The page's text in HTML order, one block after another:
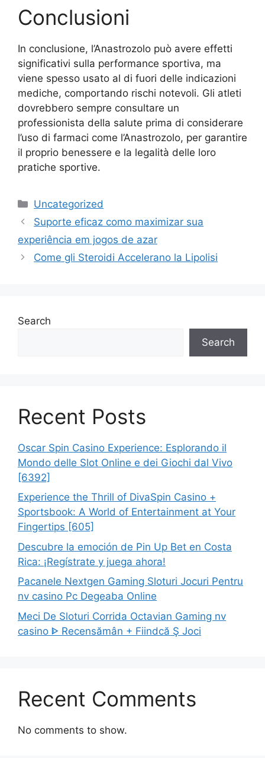
Conclusioni
In conclusione, l’Anastrozolo può avere effetti
significativi sulla performance sportiva, ma
viene spesso usato al di fuori delle indicazioni
mediche, comportando rischi notevoli. Gli atleti
dovrebbero sempre consultare un
professionista della salute prima di considerare
l’uso di farmaci come l’Anastrozolo, per garantire
il proprio benessere e la legalità delle loro
pratiche sportive.
Uncategorized
Suporte eficaz como maximizar sua
experiência em jogos de azar
Come gli Steroidi Accelerano la Lipolisi
Search
Search
Recent Posts
Oscar Spin Casino Experience: Esplorando il
Mondo delle Slot Online e dei Giochi dal Vivo
[6392]
Experience the Thrill of DivaSpin Casino +
Sportsbook: A World of Entertainment at Your
Fingertips [605]
Descubre la emoción de Pin Up Bet en Costa
Rica: ¡Regístrate y juega ahora!
Pacanele Nextgen Gaming Sloturi Jocuri Pentru
nv casino Pc Degeaba Online
Meci De Sloturi Corrida Octavian Gaming nv
casino ᐈ Recensămân + Fiindcă Ş Joci
Recent Comments
No comments to show.